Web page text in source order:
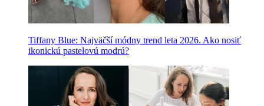
Tiffany Blue: Najväčší módny trend leta 2026. Ako nosiť
ikonickú pastelovú modrú?